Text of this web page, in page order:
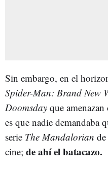
Sin embargo, en el
Spider-Man: Brand New
Doomsday que
es que nadie demandaba
serie The Mandalorian
cine; de ahí el batacazo.